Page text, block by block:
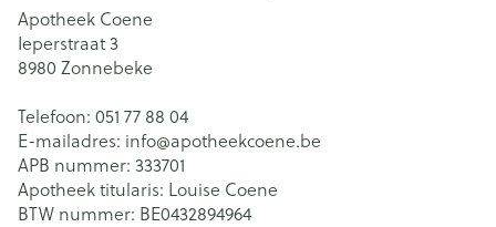
Apotheek Coene
Ieperstraat 3
8980 Zonnebeke
Telefoon: 051 77 88 04
E-mailadres: info@apotheekcoene.be
APB nummer: 333701
Apotheek titularis: Louise Coene
BTW nummer: BE0432894964